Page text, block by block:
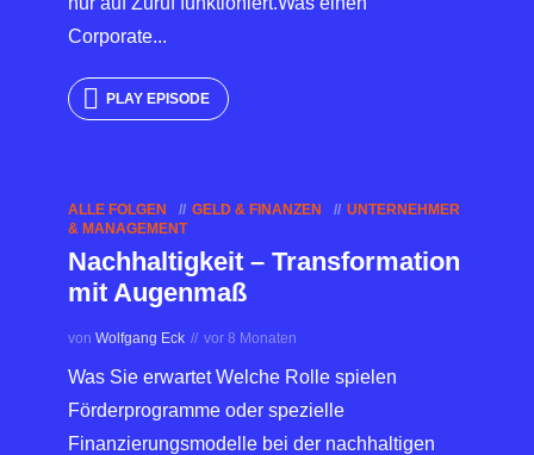
Corporate...
PLAY EPISODE
ALLE FOLGEN GELD & FINANZEN
UNTERNEHMER
& MANAGEMENT
Nachhaltigkeit – Transformation
mit Augenmaß
von Wolfgang Eck vor 8 Monaten
Was Sie erwartet Welche Rolle spielen
Förderprogramme oder spezielle
Finanzierungsmodelle bei der nachhaltigen